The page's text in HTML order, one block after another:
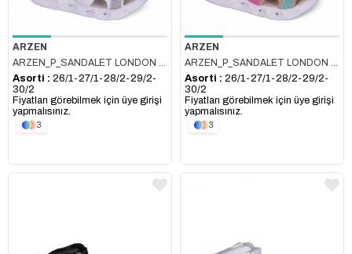
ARZEN
Asorti : 26/1-27/1-28/2-29/2-
30/2
Fiyatları görebilmek için üye girişi
yapmalısınız.
3
ARZEN
Asorti : 26/1-27/1-28/2-29/2-
30/2
Fiyatları görebilmek için üye girişi
yapmalısınız.
3